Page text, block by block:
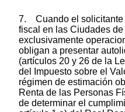
7. Cuando el solicitante
fiscal en las Ciudades
exclusivamente
obligan a presentar
(artículos 20 y 26 de la
del Impuesto sobre el
régimen de estimación
Renta de las Personas
de determinar el